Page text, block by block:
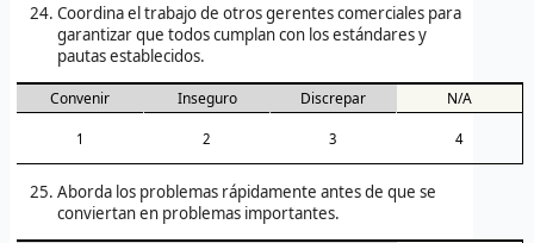
Coordina el trabajo de otros gerentes comerciales para
garantizar que todos cumplan con los estándares y
pautas establecidos.
Convenir Inseguro Discrepar N/A
1 2 3 4
Aborda los problemas rápidamente antes de que se
conviertan en problemas importantes.